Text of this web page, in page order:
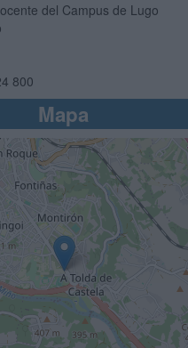
del Campus de Lugo
800
Mapa